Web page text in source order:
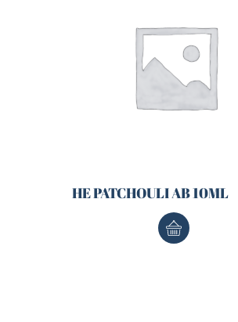
HE PATCHOULI AB 10ML